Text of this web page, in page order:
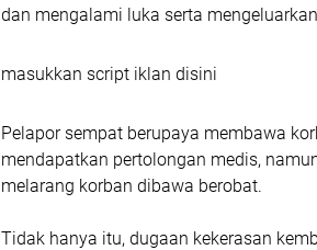
dan mengalami luka serta
masukkan script iklan disini
Pelapor sempat berupaya membawa
mendapatkan pertolongan medis,
melarang korban dibawa berobat.
Tidak hanya itu, dugaan kekerasan